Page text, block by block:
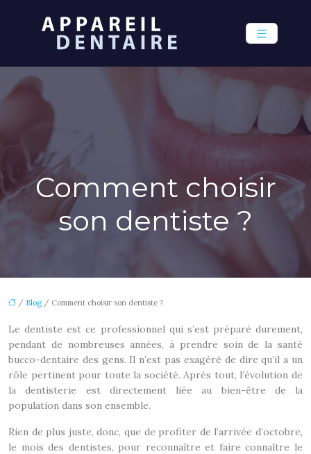
Comment choisir
son dentiste ?
/ Blog/ Comment choisir son dentiste ?
Le dentiste est ce professionnel qui s’est préparé durement,
pendant de nombreuses années, à prendre soin de la santé
bucco-dentaire des gens. Il n’est pas exagéré de dire qu’il a un
rôle pertinent pour toute la société. Après tout, l’évolution de
la dentisterie est directement liée au bien-être de la
population dans son ensemble.
Rien de plus juste, donc, que de profiter de l’arrivée d’octobre,
le mois des dentistes, pour reconnaître et faire connaître le